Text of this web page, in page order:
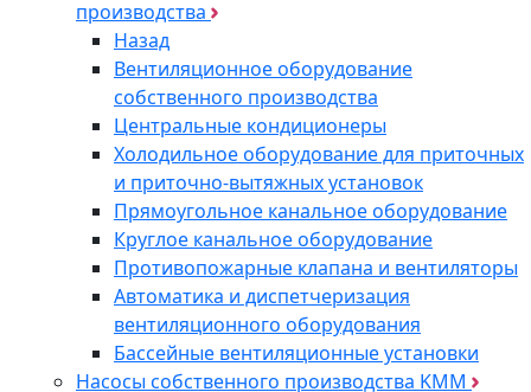
производства
Назад
Вентиляционное оборудование
собственного производства
Центральные кондиционеры
Холодильное оборудование для приточных
и приточно-вытяжных установок
Прямоугольное канальное оборудование
Круглое канальное оборудование
Противопожарные клапана и вентиляторы
Автоматика и диспетчеризация
вентиляционного оборудования
Бассейные вентиляционные установки
Насосы собственного производства KMM